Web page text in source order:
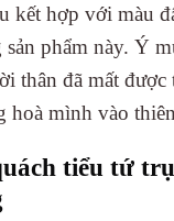
kết hợp với màu
phẩm này. Ý
thân đã mất
hoà mình vào
tiểu tứ